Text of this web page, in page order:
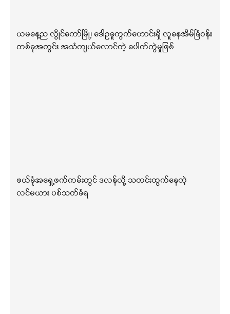
ယမနေ့ည လွိုင်ကော်မြို့၊ ဒေါဥခူကွက်ဟောင်းရှိ လူနေအိမ်ခြံဝန်း
တစ်ခုအတွင်း အသံကျယ်လောင်တဲ့ ပေါက်ကွဲမှုဖြစ်
ဖယ်ခုံအရှေ့ဖက်ကမ်းတွင် ဒလန်လို့ သတင်းထွက်နေတဲ့
လင်မယား ပစ်သတ်ခံရ